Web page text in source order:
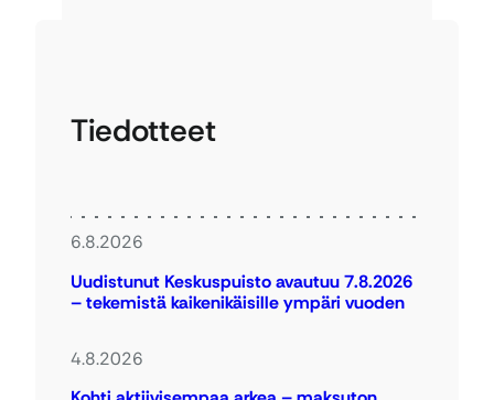
Tiedotteet
6.8.2026
Uudistunut Keskuspuisto avautuu 7.8.2026
– tekemistä kaikenikäisille ympäri vuoden
4.8.2026